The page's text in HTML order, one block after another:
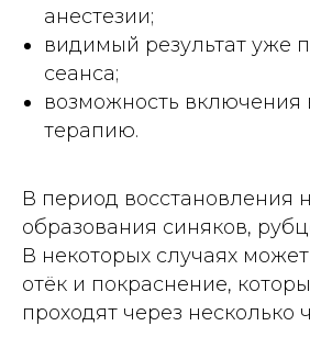
анестезии;
видимый результат уже
сеанса;
возможность включения
терапию.
В период восстановления
образования синяков,
В некоторых случаях
отёк и покраснение,
проходят через несколько